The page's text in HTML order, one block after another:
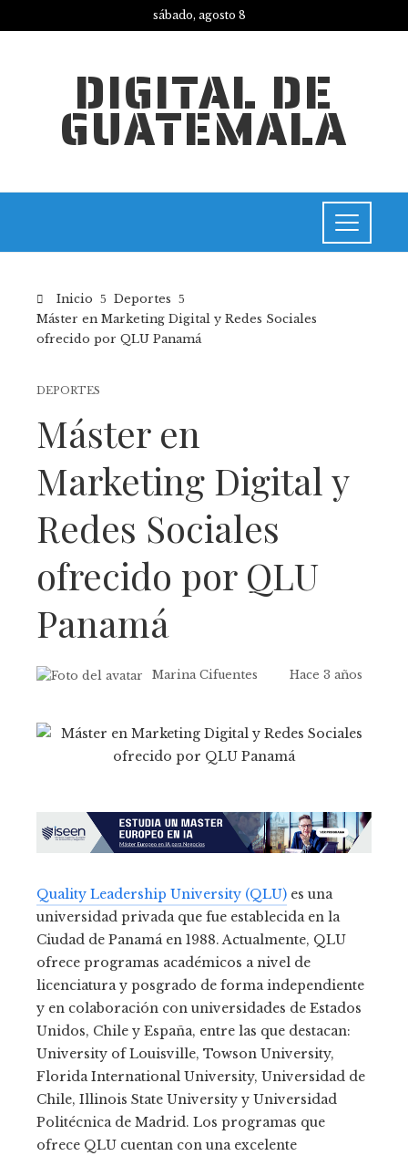
sábado, agosto 8
DIGITAL DE
GUATEMALA
Inicio
Deportes
Máster en Marketing Digital y Redes Sociales
ofrecido por QLU Panamá
DEPORTES
Máster en
Marketing Digital y
Redes Sociales
ofrecido por QLU
Panamá
Marina Cifuentes Hace 3 años
Quality Leadership University (QLU) es una
universidad privada que fue establecida en la
Ciudad de Panamá en 1988. Actualmente, QLU
ofrece programas académicos a nivel de
licenciatura y posgrado de forma independiente
y en colaboración con universidades de Estados
Unidos, Chile y España, entre las que destacan:
University of Louisville, Towson University,
Florida International University, Universidad de
Chile, Illinois State University y Universidad
Politécnica de Madrid. Los programas que
ofrece QLU cuentan con una excelente